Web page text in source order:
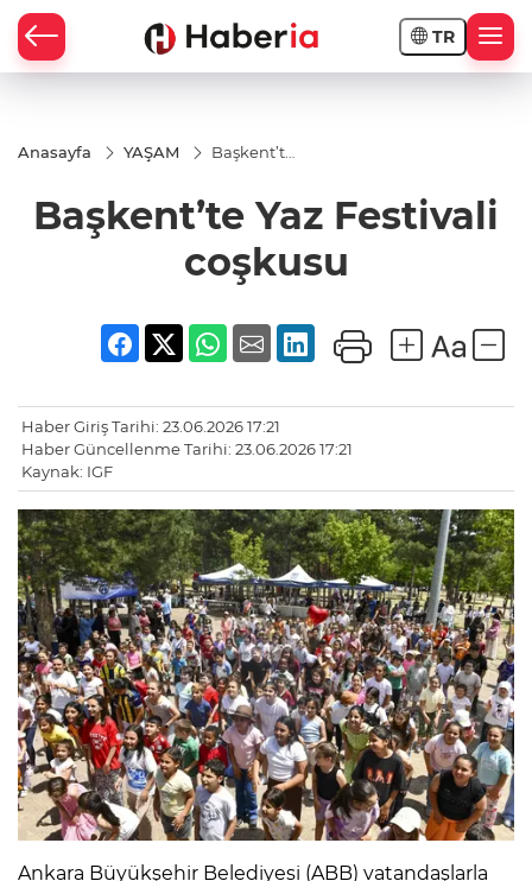
TR
Anasayfa YAŞAM
Başkent’te
coşkusu
Başkent’te Yaz Festivali
coşkusu
Haber Giriş Tarihi: 23.06.2026 17:21
Haber Güncellenme Tarihi: 23.06.2026 17:21
Kaynak: IGF
Ankara Büyükşehir Belediyesi (ABB) vatandaşlarla